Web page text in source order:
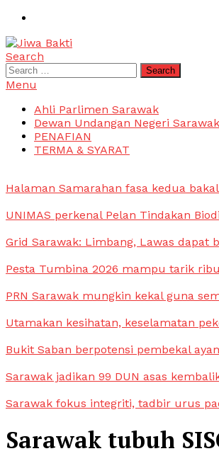
Skip
Content
Jiwa Bakti
Suara PBB Sarawak
Search
Search
for:
Menu
Ahli Parlimen Sarawak
Dewan Undangan Negeri Sarawak
PENAFIAN
TERMA & SYARAT
Halaman Samarahan fasa kedua
UNIMAS perkenal Pelan Tindakan
Grid Sarawak: Limbang, Lawas dapat
Pesta Tumbina 2026 mampu tarik
PRN Sarawak mungkin kekal guna
Utamakan kesihatan, keselamatan
Bukit Saban berpotensi pembekal
Sarawak jadikan 99 DUN asas
Sarawak fokus integriti, tadbir urus
Sarawak tubuh